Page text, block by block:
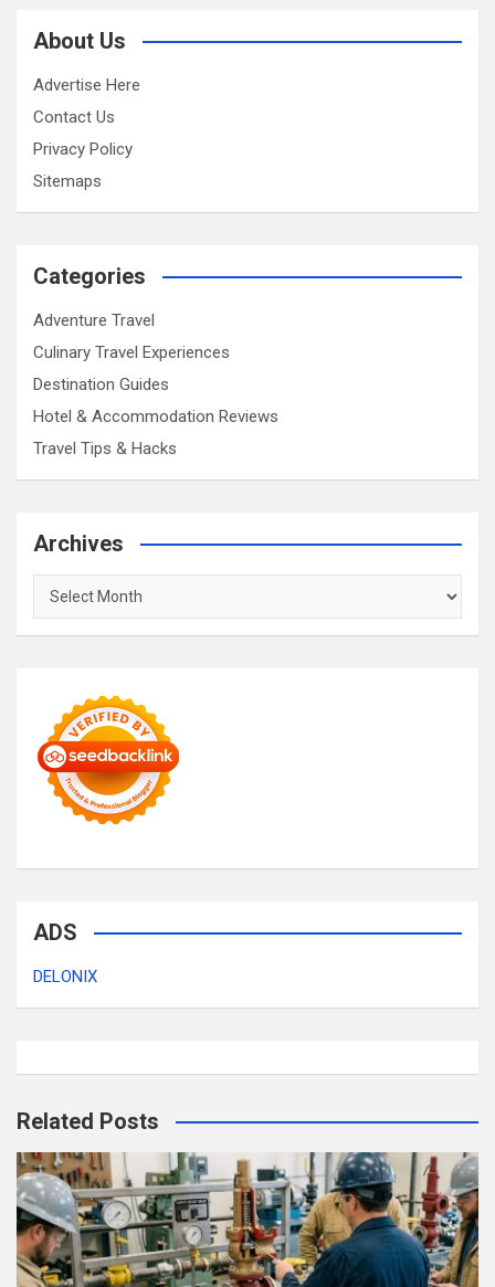
About Us
Advertise Here
Contact Us
Privacy Policy
Sitemaps
Categories
Adventure Travel
Culinary Travel Experiences
Destination Guides
Hotel & Accommodation Reviews
Travel Tips & Hacks
Archives
Archives
ADS
DELONIX
Related Posts